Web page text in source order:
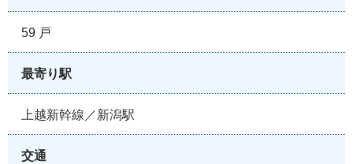
59 戸
最寄り駅
上越新幹線／新潟駅
交通